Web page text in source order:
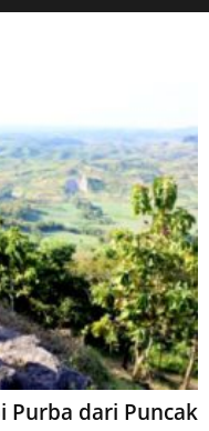
Purba dari Puncak